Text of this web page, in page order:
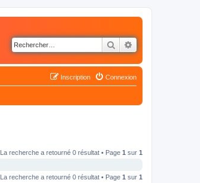
Rechercher
Connexion
Inscription
La recherche a retourné 0 résultat • Page 1 sur 1
La recherche a retourné 0 résultat • Page 1 sur 1